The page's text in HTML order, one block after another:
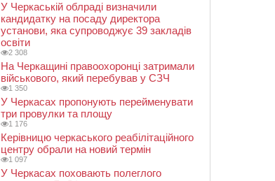
У Черкаській облраді визначили
кандидатку на посаду директора
установи, яка супроводжує 39 закладів
освіти
2 308
На Черкащині правоохоронці затримали
військового, який перебував у СЗЧ
1 350
У Черкасах пропонують перейменувати
три провулки та площу
1 176
Керівницю черкаського реабілітаційного
центру обрали на новий термін
1 097
У Черкасах поховають полеглого